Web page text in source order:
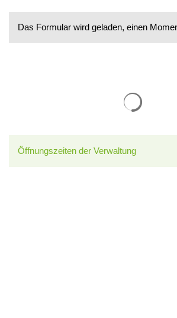
Das Formular wird geladen, einen
Öffnungszeiten der Verwaltung